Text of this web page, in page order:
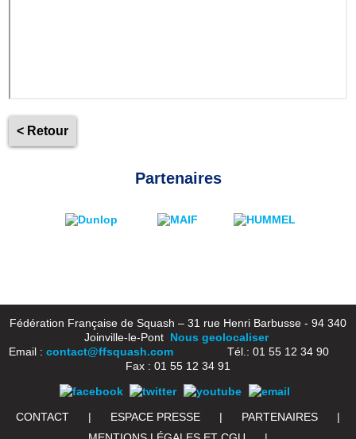
< Retour
Partenaires
Fédération Française de Squash – 31 rue Henri Barbusse - 94 340
Joinville-le-Pont Nous geolocaliser
Email : contact@ffsquash.comTél.: 01 55 12 34 90
Fax : 01 55 12 34 91
CONTACT | ESPACE PRESSE | PARTENAIRES
|